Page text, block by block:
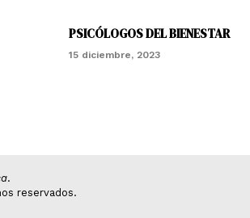
PSICÓLOGOS DEL BIENESTAR
15 diciembre, 2023
.
reservados.